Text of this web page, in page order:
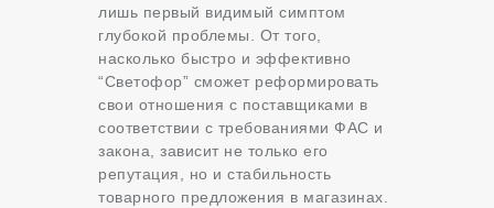
лишь первый видимый симптом
глубокой проблемы. От того,
насколько быстро и эффективно
“Светофор” сможет реформировать
свои отношения с поставщиками в
соответствии с требованиями ФАС и
закона, зависит не только его
репутация, но и стабильность
товарного предложения в магазинах.